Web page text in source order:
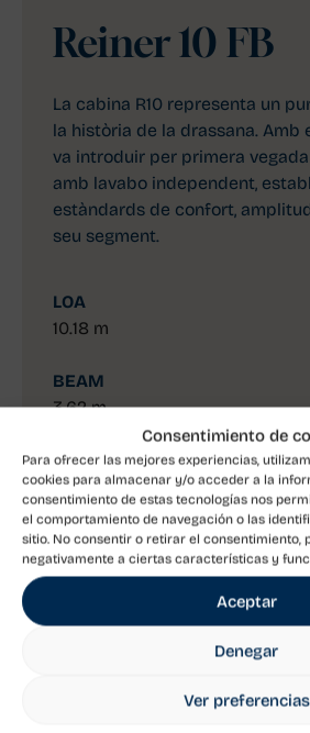
Consentimiento de
Para ofrecer las mejores experiencias,
cookies para almacenar y/o acceder a la
consentimiento de estas tecnologías nos
el comportamiento de navegación o las
sitio. No consentir o retirar el consentimiento,
negativamente a ciertas características y
Aceptar
Denegar
Ver preferencias
Reiner 10 FB
La cabina R10 representa un
la història de la drassana. Amb
va introduir per primera
amb lavabo independent,
estàndards de confort,
seu segment.
LOA
10.18 m
BEAM
3.62 m
MOTOR
800 hp
Descobrir
Reiner 10 EFB